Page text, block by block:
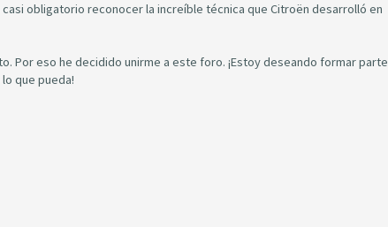
obligatorio reconocer la increíble técnica que Citroën desarrolló en
Por eso he decidido unirme a este foro. ¡Estoy deseando formar parte
que pueda!